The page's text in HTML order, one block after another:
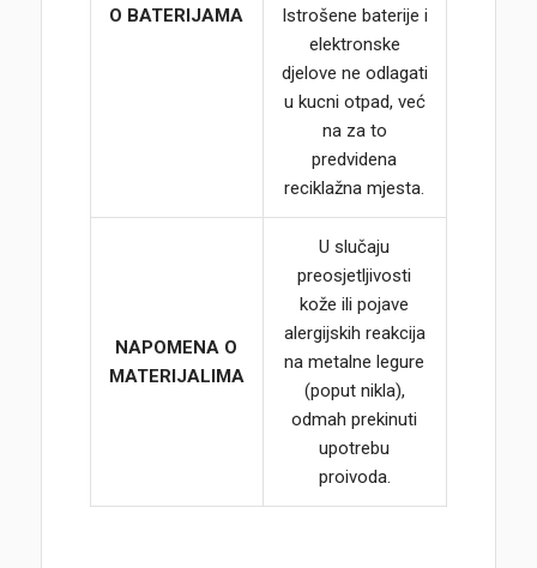
O BATERIJAMA
Istrošene baterije i
elektronske
djelove ne odlagati
u kucni otpad, već
na za to
predvidena
reciklažna mjesta.
NAPOMENA O
MATERIJALIMA
U slučaju
preosjetljivosti
kože ili pojave
alergijskih reakcija
na metalne legure
(poput nikla),
odmah prekinuti
upotrebu
proivoda.